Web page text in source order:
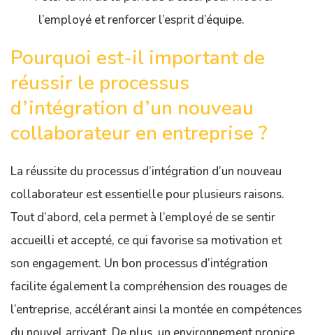
l’employé et renforcer l’esprit d’équipe.
Pourquoi est-il important de
réussir le processus
d’intégration d’un nouveau
collaborateur en entreprise ?
La réussite du processus d’intégration d’un nouveau
collaborateur est essentielle pour plusieurs raisons.
Tout d’abord, cela permet à l’employé de se sentir
accueilli et accepté, ce qui favorise sa motivation et
son engagement. Un bon processus d’intégration
facilite également la compréhension des rouages de
l’entreprise, accélérant ainsi la montée en compétences